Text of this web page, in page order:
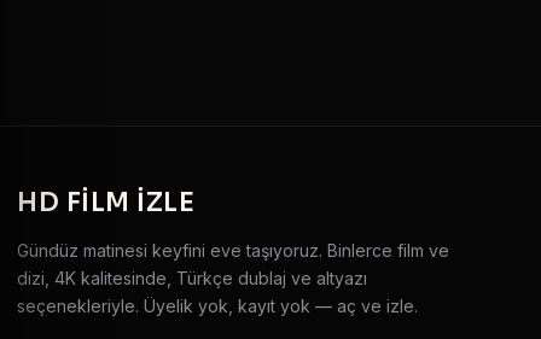
HD FILM IZLE
Gündüz matinesi keyfini eve taşıyoruz. Binlerce film ve
dizi, 4K kalitesinde, Türkçe dublaj ve altyazı
seçenekleriyle. Üyelik yok, kayıt yok — aç ve izle.